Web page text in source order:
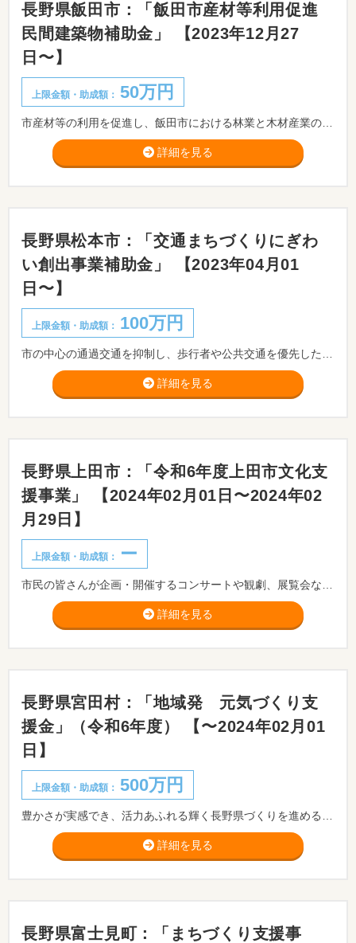
長野県飯田市：「飯田市産材等利用促進
民間建築物補助金」 【2023年12月27
日〜】
上限金額・助成額： 50万円
詳細を見る
長野県松本市：「交通まちづくりにぎわ
い創出事業補助金」 【2023年04月01
日〜】
上限金額・助成額： 100万円
詳細を見る
長野県上田市：「令和6年度上田市文化支
援事業」 【2024年02月01日〜2024年02
月29日】
上限金額・助成額： ー
詳細を見る
長野県宮田村：「地域発 元気づくり支
援金」（令和6年度） 【〜2024年02月01
日】
上限金額・助成額： 500万円
詳細を見る
長野県富士見町：「まちづくり支援事